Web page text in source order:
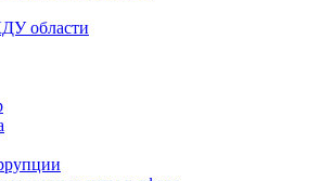
области